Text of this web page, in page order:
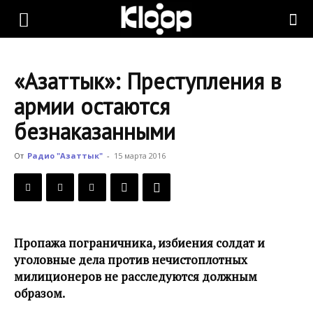
KLOOP.KG
Новости
Кыргызстана
«Азаттык»: Преступления в
армии остаются
безнаказанными
От Радио "Азаттык" - 15 марта 2016
Пропажа пограничника, избиения солдат и
уголовные дела против нечистоплотных
милиционеров не расследуются должным
образом.